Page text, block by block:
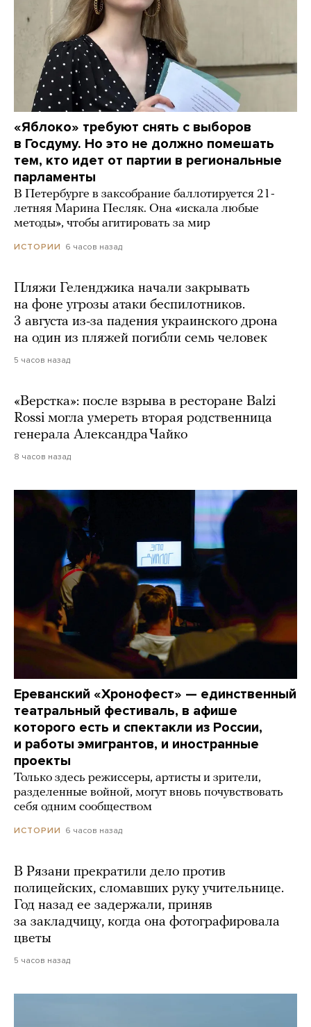
«Яблоко» требуют снять с выборов
в Госдуму. Но это не должно помешать
тем, кто идет от партии в региональные
парламенты
В Петербурге в заксобрание баллотируется 21-
летняя Марина Песляк. Она «искала любые
методы», чтобы агитировать за мир
ИСТОРИИ 6 часов назад
Пляжи Геленджика начали закрывать
на фоне угрозы атаки беспилотников.
3 августа из-за падения украинского дрона
на один из пляжей погибли семь человек
5 часов назад
«Верстка»: после взрыва в ресторане Balzi
Rossi могла умереть вторая родственница
генерала Александра Чайко
8 часов назад
Ереванский «Хронофест» — единственный
театральный фестиваль, в афише
которого есть и спектакли из России,
и работы эмигрантов, и иностранные
проекты
Только здесь режиссеры, артисты и зрители,
разделенные войной, могут вновь почувствовать
себя одним сообществом
ИСТОРИИ 6 часов назад
В Рязани прекратили дело против
полицейских, сломавших руку учительнице.
Год назад ее задержали, приняв
за закладчицу, когда она фотографировала
цветы
5 часов назад